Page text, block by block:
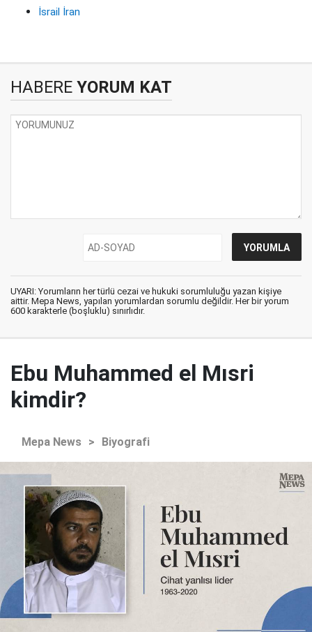
İsrail İran
HABERE YORUM KAT
UYARI: Yorumların her türlü cezai ve hukuki sorumluluğu yazan kişiye
aittir. Mepa News, yapılan yorumlardan sorumlu değildir. Her bir yorum
600 karakterle (boşluklu) sınırlıdır.
Ebu Muhammed el Mısri
kimdir?
Mepa News > Biyografi